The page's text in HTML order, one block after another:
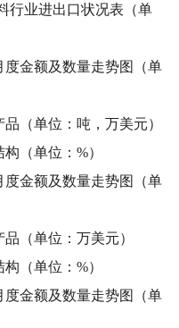
行业进出口状况表（单
金额及数量走势图（单
（单位：吨，万美元）
（单位：%）
金额及数量走势图（单
（单位：万美元）
（单位：%）
金额及数量走势图（单